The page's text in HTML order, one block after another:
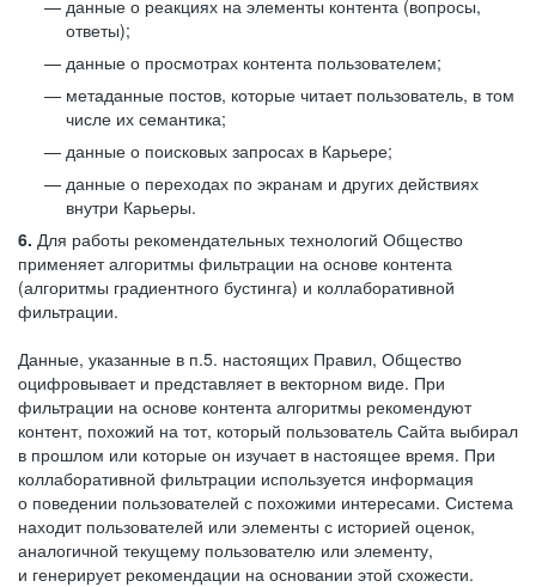
данные о реакциях на элементы контента (вопросы,
ответы);
данные о просмотрах контента пользователем;
метаданные постов, которые читает пользователь, в том
числе их семантика;
данные о поисковых запросах в Карьере;
данные о переходах по экранам и других действиях
внутри Карьеры.
6. Для работы рекомендательных технологий Общество
применяет алгоритмы фильтрации на основе контента
(алгоритмы градиентного бустинга) и коллаборативной
фильтрации.
Данные, указанные в п.5. настоящих Правил, Общество
оцифровывает и представляет в векторном виде. При
фильтрации на основе контента алгоритмы рекомендуют
контент, похожий на тот, который пользователь Сайта выбирал
в прошлом или которые он изучает в настоящее время. При
коллаборативной фильтрации используется информация
о поведении пользователей с похожими интересами. Система
находит пользователей или элементы с историей оценок,
аналогичной текущему пользователю или элементу,
и генерирует рекомендации на основании этой схожести.